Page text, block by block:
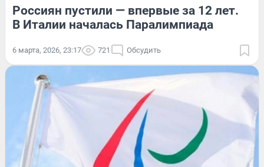
Россиян пустили — впервые за 12 лет.
В Италии началась Паралимпиада
6 марта, 2026, 23:17 721 Обсудить